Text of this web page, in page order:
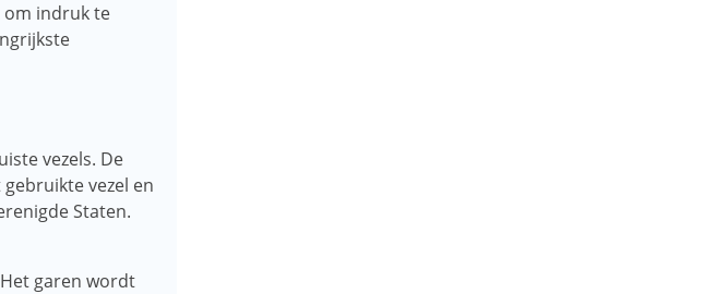
om indruk te
vezels. De
vezel en
Staten.
garen wordt